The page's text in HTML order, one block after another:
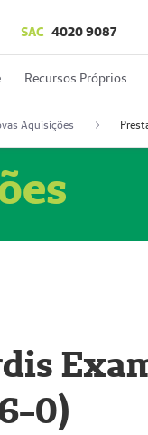
SAC 4020 9087
Recursos Próprios
Aquisições
0)